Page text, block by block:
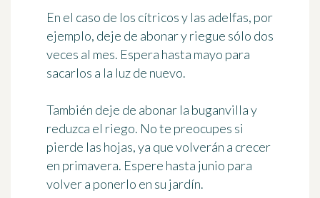
En el caso de los cítricos y las adelfas, por
ejemplo, deje de abonar y riegue sólo dos
veces al mes. Espera hasta mayo para
sacarlos a la luz de nuevo.
También deje de abonar la buganvilla y
reduzca el riego. No te preocupes si
pierde las hojas, ya que volverán a crecer
en primavera. Espere hasta junio para
volver a ponerlo en su jardín.